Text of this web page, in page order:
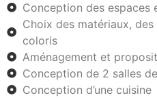
Conception des espaces
Choix des matériaux,
coloris
Aménagement et
Conception de 2 salles
Conception d’une cuisine